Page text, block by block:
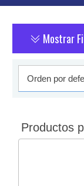
Mostrar
Productos